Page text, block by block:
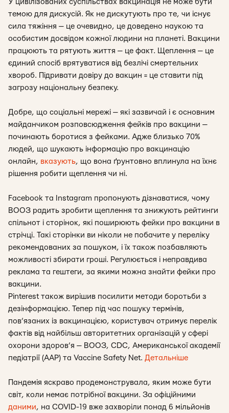
У цивілізованих суспільствах вакцинація не може бути
темою для дискусій. Як не дискутують про те, чи існує
сила тяжіння — це очевидно, це доведено наукою та
особистим досвідом кожної людини на планеті. Вакцини
працюють та рятують життя — це факт. Щеплення — це
єдиний спосіб врятуватися від безлічі смертельних
хвороб. Підривати довіру до вакцин = це ставити під
загрозу національну безпеку.
Добре, що соціальні мережі — які зазвичай і є основним
майданчиком розповсюдження фейків про вакцини —
починають боротися з фейками. Адже близько 70%
людей, що шукають інформацію про вакцинацію
онлайн, вказують, що вона ґрунтовно вплинула на їхнє
рішення робити щеплення чи ні.
Facebook та Instagram пропонують дізнаватися, чому
ВООЗ радить зробити щеплення та знижують рейтинги
спільнот і сторінок, які поширюють фейки про вакцини в
стрічці. Такі сторінки ви ніколи не побачите у переліку
рекомендованих за пошуком, і їх також позбавляють
можливості збирати гроші. Регулюється і неправдива
реклама та гештеги, за якими можна знайти фейки про
вакцини.
Pinterest також вирішив посилити методи боротьби з
дезінформацією. Тепер під час пошуку термінів,
пов’язаних із вакцинацією, користувач отримує перелік
фактів від найбільш авторитетних організацій у сфері
охорони здоров’я — ВООЗ, CDC, Американської академії
педіатрії (AAP) та Vaccine Safety Net. Детальніше
Пандемія яскраво продемонструвала, яким може бути
світ, коли немає потрібної вакцини. За офіційними
даними, на COVID-19 вже захворіли понад 6 мільйонів